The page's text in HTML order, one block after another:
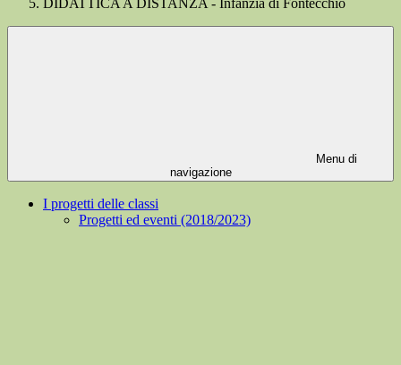
DIDATTICA A DISTANZA - Infanzia di Fontecchio
Menu di
navigazione
I progetti delle classi
Progetti ed eventi (2018/2023)